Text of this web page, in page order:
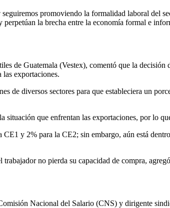
promoviendo la formalidad laboral del
la brecha entre la economía formal e
de Guatemala (Vestex), comentó que la
las exportaciones.
de diversos sectores para que estableciera un
que enfrentan las exportaciones, por lo
y 2% para la CE2; sin embargo, aún está
no pierda su capacidad de compra,
Nacional del Salario (CNS) y dirigente